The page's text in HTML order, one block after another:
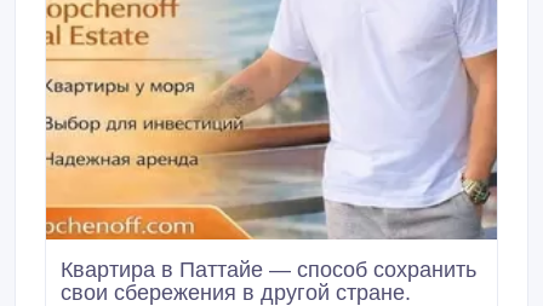
Квартира в Паттайе — способ сохранить
свои сбережения в другой стране.